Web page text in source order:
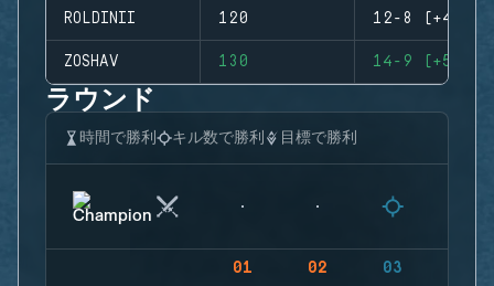
ROLDINII 120 12-8 (+4)
ZOSHAV 130 14-9 (+5)
ラウンド
時間で勝利 キル数で勝利 目標で勝利
01 02 03